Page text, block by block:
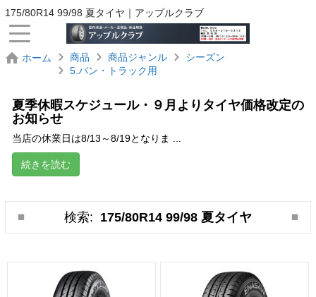
175/80R14 99/98 夏タイヤ｜アップルクラブ
ホーム 商品 商品ジャンル
シーズン
5.バン・トラック用
夏季休暇スケジュール・９月よりタイヤ価格改定の
お知らせ
当店の休業日は8/13～8/19となりま ...
続きを読む
検索: 175/80R14 99/98 夏タイヤ